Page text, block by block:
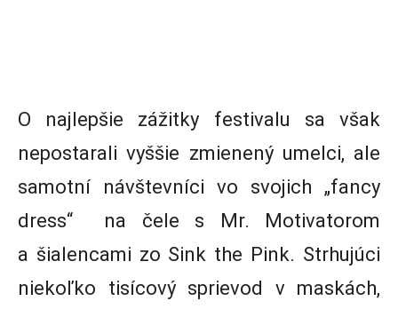
O najlepšie zážitky festivalu sa však
nepostarali vyššie zmienený umelci, ale
samotní návštevníci vo svojich „fancy
dress“ na čele s Mr. Motivatorom
a šialencami zo Sink the Pink. Strhujúci
niekoľko tisícový sprievod v maskách,